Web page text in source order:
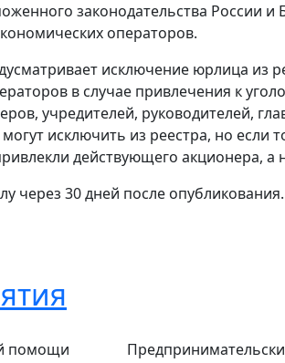
законодательства России
операторов.
исключение юрлица из
в случае привлечения к
учредителей, руководителей,
исключить из реестра, но если
действующего акционера, а
через 30 дней после опубликования.
помощи